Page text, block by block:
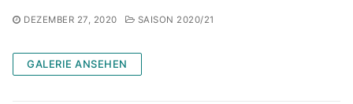
DEZEMBER 27, 2020 SAISON 2020/21
GALERIE ANSEHEN